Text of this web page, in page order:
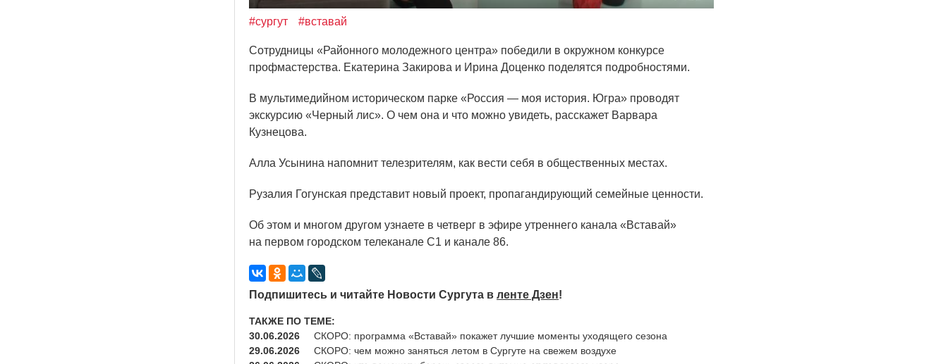
#сургут #вставай
Сотрудницы «Районного молодежного центра» победили в окружном конкурсе
профмастерства. Екатерина Закирова и Ирина Доценко поделятся подробностями.
В мультимедийном историческом парке «Россия — моя история. Югра» проводят
экскурсию «Черный лис». О чем она и что можно увидеть, расскажет Варвара
Кузнецова.
Алла Усынина напомнит телезрителям, как вести себя в общественных местах.
Рузалия Гогунская представит новый проект, пропагандирующий семейные ценности.
Об этом и многом другом узнаете в четверг в эфире утреннего канала «Вставай»
на первом городском телеканале С1 и канале 86.
Подпишитесь и читайте Новости Сургута в ленте Дзен!
ТАКЖЕ ПО ТЕМЕ:
30.06.2026
СКОРО: программа «Вставай» покажет лучшие моменты уходящего сезона
29.06.2026
СКОРО: чем можно заняться летом в Сургуте на свежем воздухе